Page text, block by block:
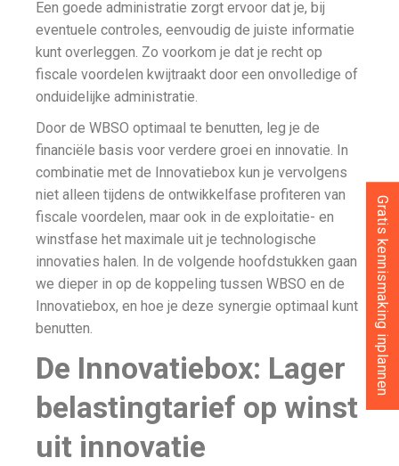
Een goede administratie zorgt ervoor dat je, bij
eventuele controles, eenvoudig de juiste informatie
kunt overleggen. Zo voorkom je dat je recht op
fiscale voordelen kwijtraakt door een onvolledige of
onduidelijke administratie.
Door de WBSO optimaal te benutten, leg je de
financiële basis voor verdere groei en innovatie. In
combinatie met de Innovatiebox kun je vervolgens
niet alleen tijdens de ontwikkelfase profiteren van
fiscale voordelen, maar ook in de exploitatie- en
winstfase het maximale uit je technologische
innovaties halen. In de volgende hoofdstukken gaan
we dieper in op de koppeling tussen WBSO en de
Innovatiebox, en hoe je deze synergie optimaal kunt
benutten.
De Innovatiebox: Lager
belastingtarief op winst
uit innovatie
Gratis kennismaking inplannen